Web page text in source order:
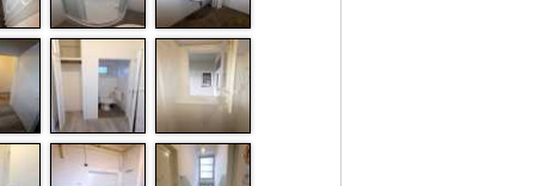
WC 0,96 m 2
Koupelna 2,59 m2
Komora 0,52 m2
Předsíň 2,52 m2
41,53 m2
Sklep 3,30 m2